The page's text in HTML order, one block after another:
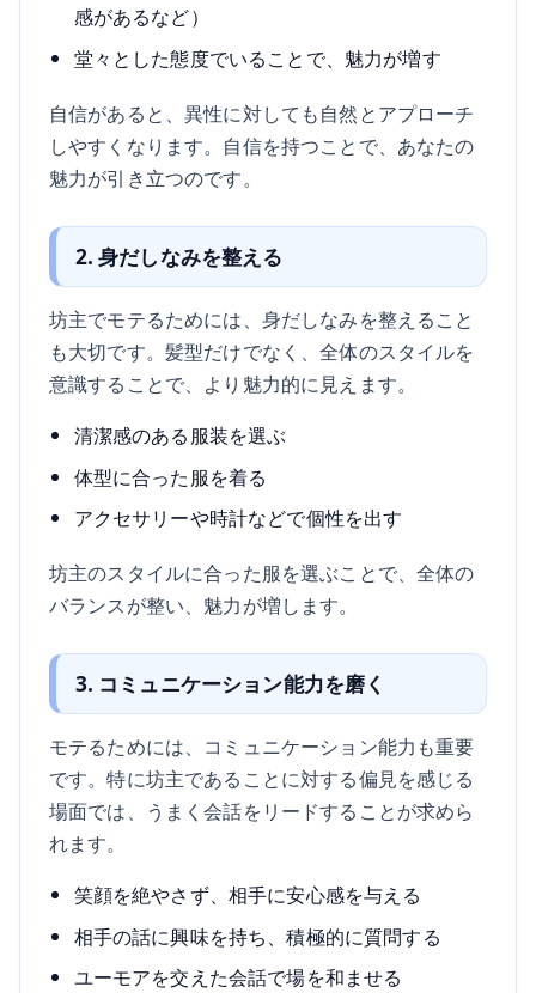
感があるなど）
堂々とした態度でいることで、魅力が増す
自信があると、異性に対しても自然とアプローチ
しやすくなります。自信を持つことで、あなたの
魅力が引き立つのです。
2. 身だしなみを整える
坊主でモテるためには、身だしなみを整えること
も大切です。髪型だけでなく、全体のスタイルを
意識することで、より魅力的に見えます。
清潔感のある服装を選ぶ
体型に合った服を着る
アクセサリーや時計などで個性を出す
坊主のスタイルに合った服を選ぶことで、全体の
バランスが整い、魅力が増します。
3. コミュニケーション能力を磨く
モテるためには、コミュニケーション能力も重要
です。特に坊主であることに対する偏見を感じる
場面では、うまく会話をリードすることが求めら
れます。
笑顔を絶やさず、相手に安心感を与える
相手の話に興味を持ち、積極的に質問する
ユーモアを交えた会話で場を和ませる